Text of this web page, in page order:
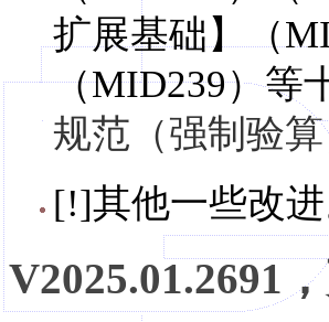
扩展基础】（
（MID239）等
规范（强制验
[!]其他一些改进
V2025.01.2691